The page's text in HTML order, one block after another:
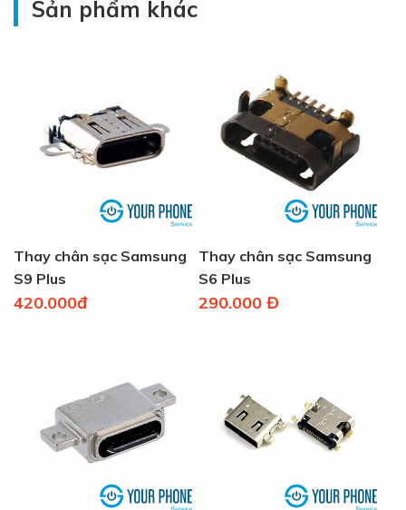
Sản phẩm khác
Thay chân sạc Samsung
S9 Plus
420.000đ
Thay chân sạc Samsung
S6 Plus
290.000 Đ